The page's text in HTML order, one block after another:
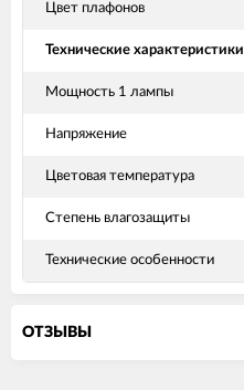
Цвет плафонов
Технические характеристики
Мощность 1 лампы
Напряжение
Цветовая температура
Степень влагозащиты
Технические особенности
ОТЗЫВЫ